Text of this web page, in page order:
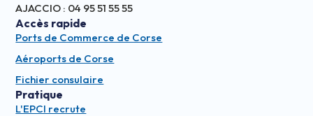
AJACCIO : 04 95 51 55 55
Accès rapide
Ports de Commerce de Corse
Aéroports de Corse
Fichier consulaire
Pratique
L'EPCI recrute